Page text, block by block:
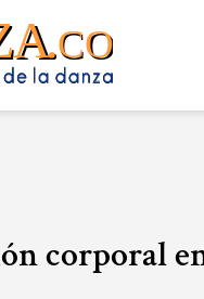
corporal